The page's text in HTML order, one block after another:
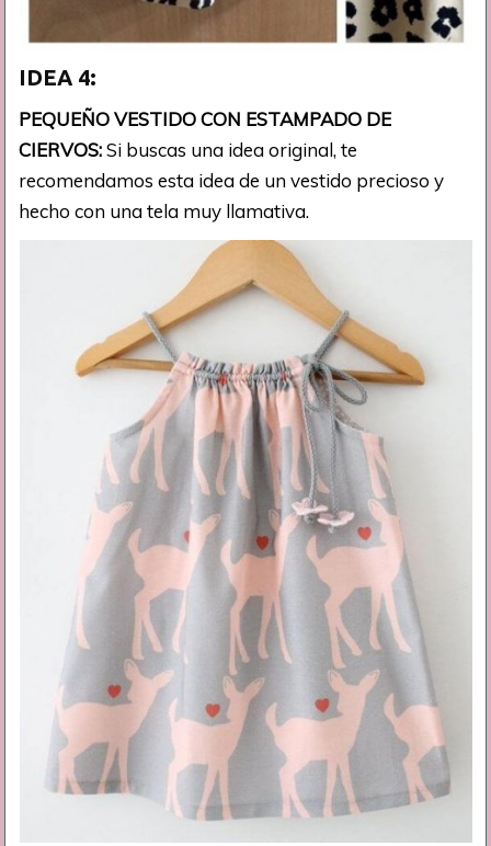
IDEA 4:
PEQUEÑO VESTIDO CON ESTAMPADO DE
CIERVOS:Si buscas una idea original, te
recomendamos esta idea de un vestido precioso y
hecho con una tela muy llamativa.